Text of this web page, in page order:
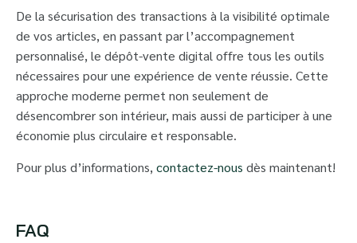
De la sécurisation des transactions à la visibilité optimale
de vos articles, en passant par l’accompagnement
personnalisé, le dépôt-vente digital offre tous les outils
nécessaires pour une expérience de vente réussie. Cette
approche moderne permet non seulement de
désencombrer son intérieur, mais aussi de participer à une
économie plus circulaire et responsable.
Pour plus d’informations, contactez-nous dès maintenant!
FAQ